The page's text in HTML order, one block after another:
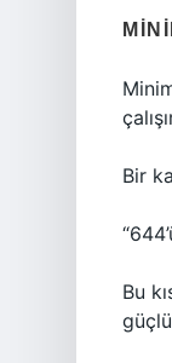
Bir
Bu